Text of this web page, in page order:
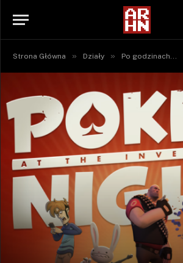
Strona Główna » Działy » Po godzinach...